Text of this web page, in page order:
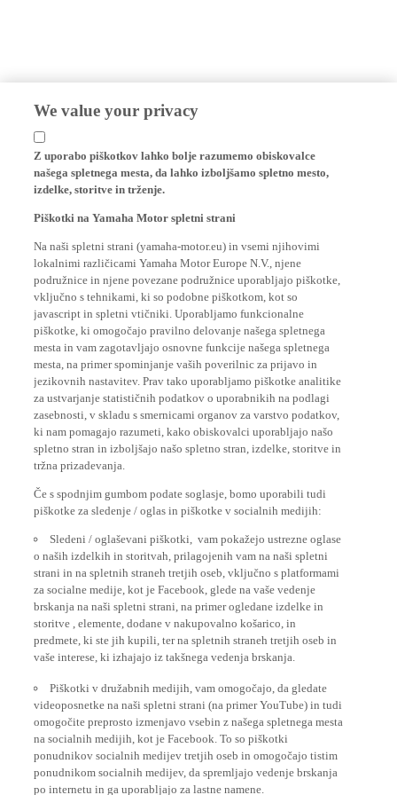
We value your privacy
Z uporabo piškotkov lahko bolje razumemo obiskovalce
našega spletnega mesta, da lahko izboljšamo spletno mesto,
izdelke, storitve in trženje.
Piškotki na Yamaha Motor spletni strani
Na naši spletni strani (yamaha-motor.eu) in vsemi njihovimi
lokalnimi različicami Yamaha Motor Europe N.V., njene
podružnice in njene povezane podružnice uporabljajo piškotke,
vključno s tehnikami, ki so podobne piškotkom, kot so
javascript in spletni vtičniki. Uporabljamo funkcionalne
piškotke, ki omogočajo pravilno delovanje našega spletnega
mesta in vam zagotavljajo osnovne funkcije našega spletnega
mesta, na primer spominjanje vaših poverilnic za prijavo in
jezikovnih nastavitev. Prav tako uporabljamo piškotke analitike
za ustvarjanje statističnih podatkov o uporabnikih na podlagi
zasebnosti, v skladu s smernicami organov za varstvo podatkov,
ki nam pomagajo razumeti, kako obiskovalci uporabljajo našo
spletno stran in izboljšajo našo spletno stran, izdelke, storitve in
tržna prizadevanja.
Če s spodnjim gumbom podate soglasje, bomo uporabili tudi
piškotke za sledenje / oglas in piškotke v socialnih medijih:
Sledeni / oglaševani piškotki, vam pokažejo ustrezne oglase
o naših izdelkih in storitvah, prilagojenih vam na naši spletni
strani in na spletnih straneh tretjih oseb, vključno s platformami
za socialne medije, kot je Facebook, glede na vaše vedenje
brskanja na naši spletni strani, na primer ogledane izdelke in
storitve , elemente, dodane v nakupovalno košarico, in
predmete, ki ste jih kupili, ter na spletnih straneh tretjih oseb in
vaše interese, ki izhajajo iz takšnega vedenja brskanja.
Piškotki v družabnih medijih, vam omogočajo, da gledate
videoposnetke na naši spletni strani (na primer YouTube) in tudi
omogočite preprosto izmenjavo vsebin z našega spletnega mesta
na socialnih medijih, kot je Facebook. To so piškotki
ponudnikov socialnih medijev tretjih oseb in omogočajo tistim
ponudnikom socialnih medijev, da spremljajo vedenje brskanja
po internetu in ga uporabljajo za lastne namene.